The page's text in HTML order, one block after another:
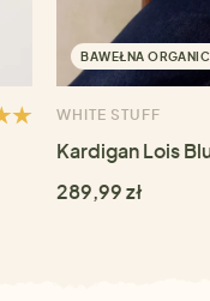
BAWEŁNA
WHITE STUFF
Kardigan Lois
289,99 zł